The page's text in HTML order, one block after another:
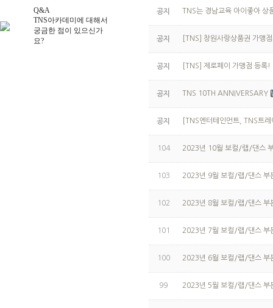
Q&A
TNS아카데미에 대해서
궁금한 점이 있으신가
요?
공지 TNS는 경남교육 아이좋아
공지 [TNS] 창원사랑상품권 가맹
공지 [TNS] 제로페이 가맹점 등록!
공지 TNS 10TH ANNIVERSARY
공지 [TNS엔터테인먼트, TNS트
104 2023년 10월 보컬/랩/댄스
103 2023년 9월 보컬/랩/댄스 부
102 2023년 8월 보컬/랩/댄스 부
101 2023년 7월 보컬/랩/댄스 부
100 2023년 6월 보컬/랩/댄스 부
99 2023년 5월 보컬/랩/댄스 부